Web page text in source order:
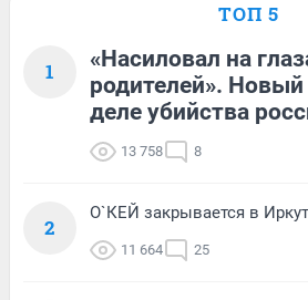
ТОП 5
1
«Насиловал на
родителей».
деле убийства
13 758 8
2
О`КЕЙ закрывается в
11 664 25